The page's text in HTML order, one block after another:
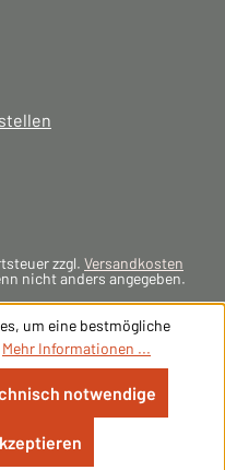
zzgl. Versandkosten
nicht anders angegeben.
um eine bestmögliche
Mehr Informationen ...
notwendige